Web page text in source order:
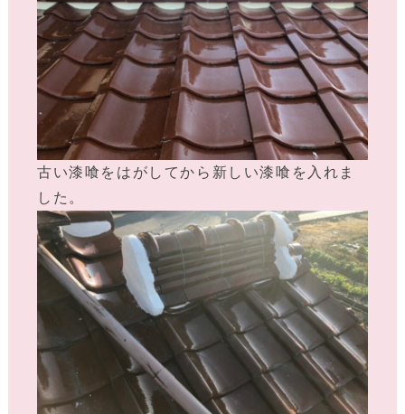
古い漆喰をはがしてから新しい漆喰を入れま
した。